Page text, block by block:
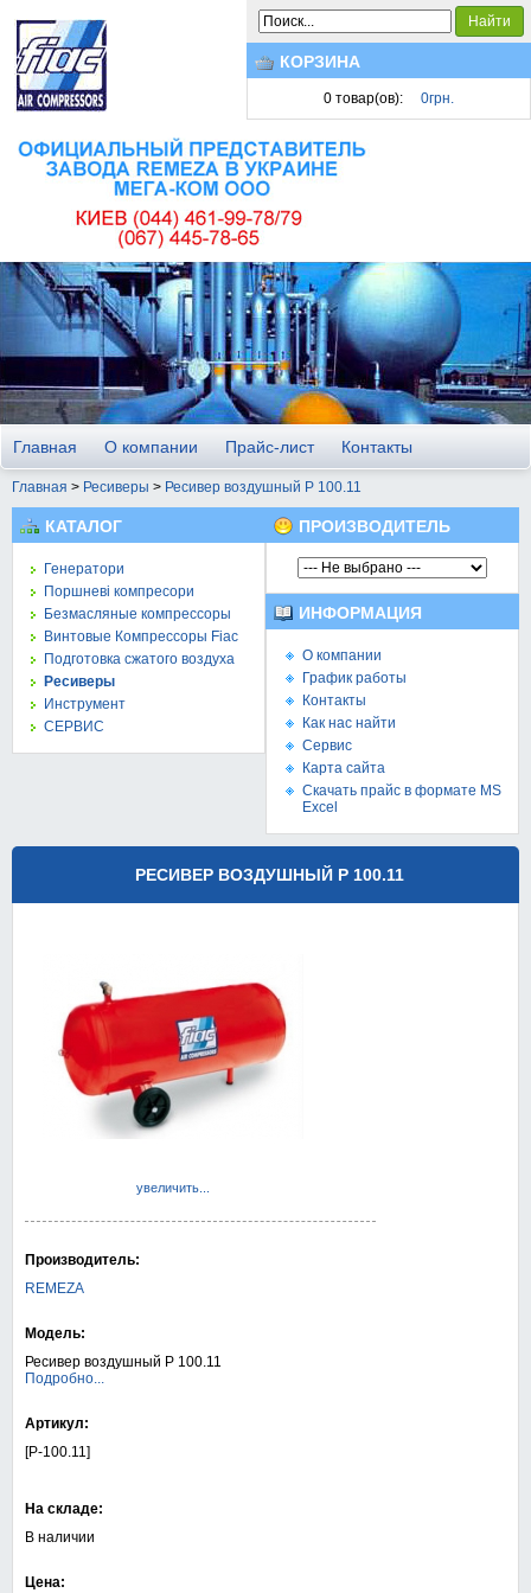
Найти
Главная О компании Прайс-лист Контакты
Главная > Ресиверы > Ресивер воздушный Р 100.11
КАТАЛОГ
Генератори
Поршневі компресори
Безмасляные компрессоры
Винтовые Компрессоры Fiac
Подготовка сжатого воздуха
Ресиверы
Инструмент
СЕРВИС
ПРОИЗВОДИТЕЛЬ
ИНФОРМАЦИЯ
О компании
График работы
Контакты
Как нас найти
Сервис
Карта сайта
Скачать прайс в формате MS
Excel
КОРЗИНА
0 товар(ов): 0грн.
РЕСИВЕР ВОЗДУШНЫЙ Р 100.11
увеличить...
Производитель:
REMEZA
Модель:
Ресивер воздушный Р 100.11
Подробно...
Артикул:
[Р-100.11]
На складе:
В наличии
Цена: